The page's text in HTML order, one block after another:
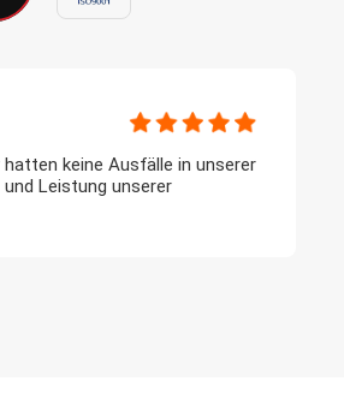
keine Ausfälle in unserer
Leistung unserer